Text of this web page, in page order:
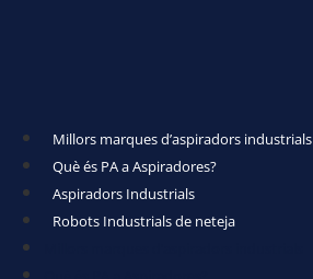
Millors marques d’aspiradors industrials
Què és PA a Aspiradores?
Aspiradors Industrials
Robots Industrials de neteja